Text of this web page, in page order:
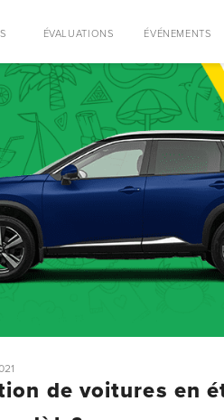
ÉVALUATIONS ÉVÉNEMENTS
de voitures en